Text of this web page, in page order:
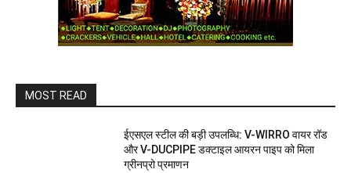
MOST READ
ईएसएल स्टील की बड़ी उपलब्धि: V-WIRRO वायर रॉड
और V-DUCPIPE डक्टाइल आयरन पाइप को मिला
ग्रीनप्रो प्रमाणन